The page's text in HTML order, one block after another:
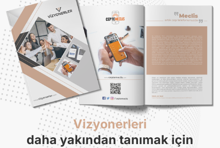
Vizyonerleri
daha yakından tanımak için